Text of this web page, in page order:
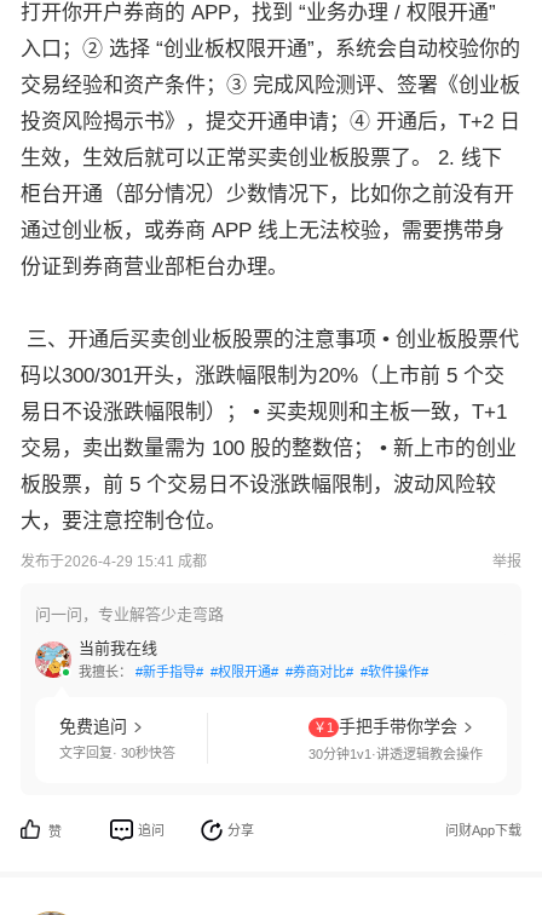
打开你开户券商的 APP，找到 “业务办理 / 权限开通”
入口；② 选择 “创业板权限开通”，系统会自动校验你的
交易经验和资产条件；③ 完成风险测评、签署《创业板
投资风险揭示书》，提交开通申请；④ 开通后，T+2 日
生效，生效后就可以正常买卖创业板股票了。 2. 线下
柜台开通（部分情况）少数情况下，比如你之前没有开
通过创业板，或券商 APP 线上无法校验，需要携带身
份证到券商营业部柜台办理。
三、开通后买卖创业板股票的注意事项 • 创业板股票代
码以300/301开头，涨跌幅限制为20%（上市前 5 个交
易日不设涨跌幅限制）； • 买卖规则和主板一致，T+1
交易，卖出数量需为 100 股的整数倍； • 新上市的创业
板股票，前 5 个交易日不设涨跌幅限制，波动风险较
大，要注意控制仓位。
发布于2026-4-29 15:41 成都 举报
问一问，专业解答少走弯路
当前我在线
我擅长： #新手指导# #权限开通# #券商对比# #软件操作#
免费追问
文字回复· 30秒快答
￥1 手把手带你学会
30分钟1v1·讲透逻辑教会操作
赞 追问 分享 问财App下载